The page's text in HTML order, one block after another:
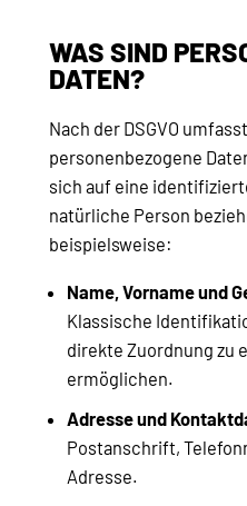
WAS SIND
DATEN?
Nach der DSGVO
personenbezogene
sich auf eine
natürliche Person
beispielsweise:
Name, Vorname und
Klassische
direkte Zuordnung zu
ermöglichen.
Adresse und
Postanschrift,
Adresse.